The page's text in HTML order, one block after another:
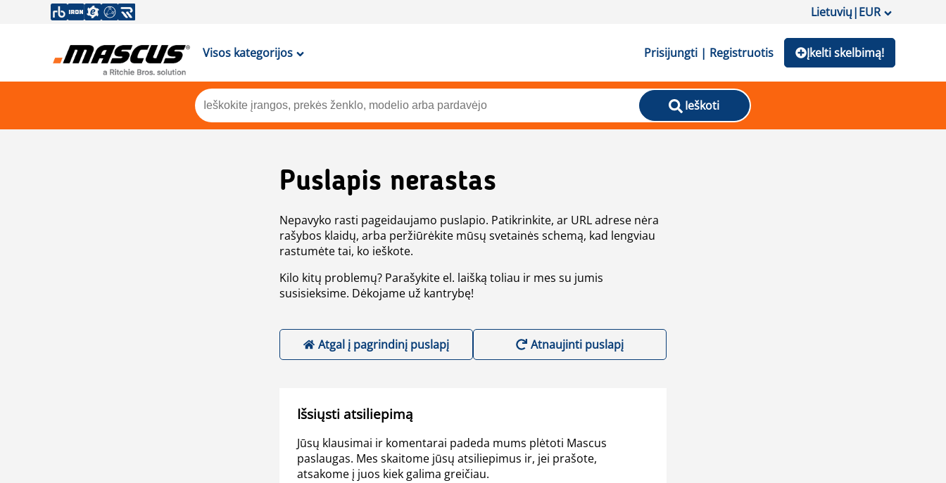
Lietuvių|EUR
Visos kategorijos Prisijungti | Registruotis Įkelti skelbimą!
Ieškoti
Puslapis nerastas
Nepavyko rasti pageidaujamo puslapio. Patikrinkite, ar URL adrese nėra
rašybos klaidų, arba peržiūrėkite mūsų svetainės schemą, kad lengviau
rastumėte tai, ko ieškote.
Kilo kitų problemų? Parašykite el. laišką toliau ir mes su jumis
susisieksime. Dėkojame už kantrybę!
Atgal į pagrindinį puslapį Atnaujinti puslapį
Išsiųsti atsiliepimą
Jūsų klausimai ir komentarai padeda mums plėtoti Mascus
paslaugas. Mes skaitome jūsų atsiliepimus ir, jei prašote,
atsakome į juos kiek galima greičiau.